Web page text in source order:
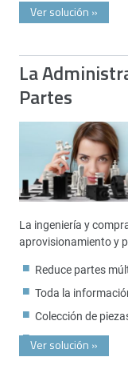
Ver solución »
La
Partes
La ingeniería y
aprovisionamiento y
Reduce partes
Toda la
Colección de
Ver solución »